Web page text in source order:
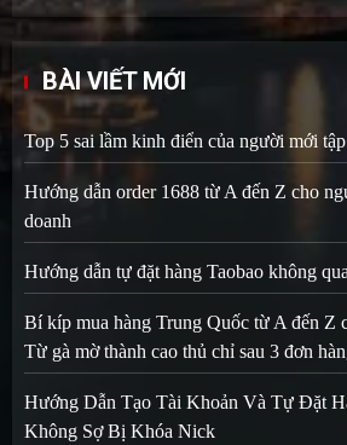
BÀI VIẾT MỚI
Top 5 sai lầm kinh điển của người mới
Hướng dẫn order 1688 từ A đến Z cho
doanh
Hướng dẫn tự đặt hàng Taobao không
Bí kíp mua hàng Trung Quốc từ A đến Z
Từ gà mờ thành cao thủ chỉ sau 3 đơn
Hướng Dẫn Tạo Tài Khoản Và Tự Đặt
Không Sợ Bị Khóa Nick